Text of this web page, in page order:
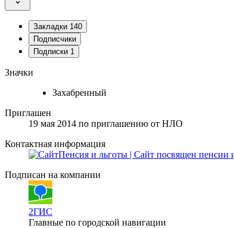
Закладки 140
Подписчики
Подписки 1
Значки
Захабренный
Приглашен
19 мая 2014 по приглашению от НЛО
Контактная информация
Пенсия и льготы | Сайт посвящен пенсии
Подписан на компании
2ГИС
Главные по городской навигации